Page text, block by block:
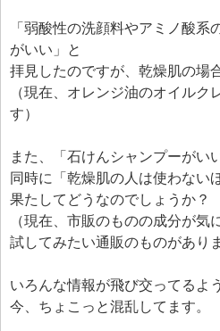
「弱酸性の洗顔料やアミノ酸系
がいい」と
拝見したのですが、乾燥肌の場
（現在、オレンジ油のオイルク
す）
また、「石けんシャンプーがい
同時に「乾燥肌の人は使わない
果たしてどうなのでしょうか？
（現在、市販のものの成分が気
試してみたい通販のものがありま
いろんな情報が飛び交ってるよ
今、ちょこっと混乱してます。